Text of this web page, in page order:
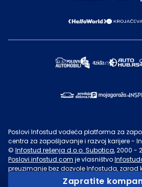
Zapratite
Poslovi Infostud vodeća platforma za
centra za zapošljavanje i razvoj karijere -
© Infostud rešenja d.o.o. Subotica, 2000 -
Poslovi.infostud.com je vlasništvo
preuzimanje bez dozvoleInfostuda, zarad
u druge svrhe, osim za lične potrebe